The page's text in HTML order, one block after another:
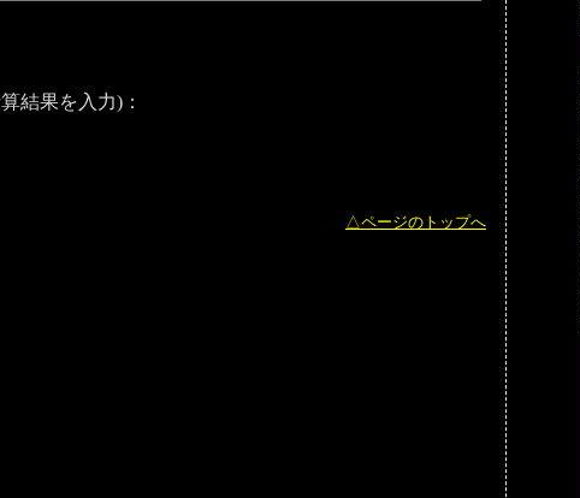
結果を入力)：
△ページのトップへ